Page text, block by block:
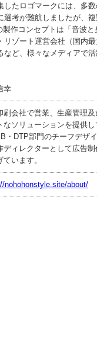
したロゴマークには、多
選考が難航しましたが、
製作コンセプトは「音波
リゾート運営会社（国内
など、様々なメディアで活
幸
刷会社で営業、生産管理
なソリューションを提供
・DTP部門のチーフデザ
ディレクターとして広告
ています。
nohohonstyle.site/about/